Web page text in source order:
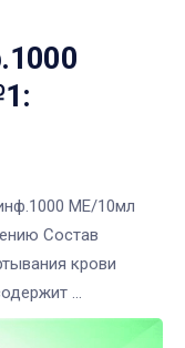
МЕ/10мл
Состав
крови
...